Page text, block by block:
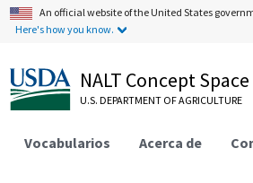
An official website of the United States
Here's how you know.
NALT Concept Space
U.S. DEPARTMENT OF AGRICULTURE
Vocabularios Acerca de